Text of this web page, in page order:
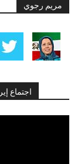
مريم رجوي
اجتماع إيران حرة 2023: إلى